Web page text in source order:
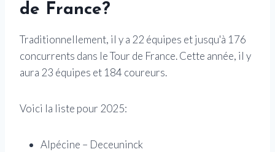
de France?
Traditionnellement, il y a 22 équipes et jusqu'à 176
concurrents dans le Tour de France. Cette année, il y
aura 23 équipes et 184 coureurs.
Voici la liste pour 2025:
Alpécine – Deceuninck